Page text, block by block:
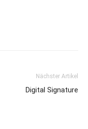
Nächster Artikel
Digital Signature